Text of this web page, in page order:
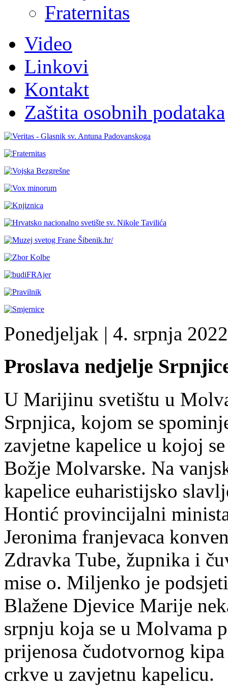
Fraternitas
Video
Linkovi
Kontakt
Zaštita osobnih podataka
Ponedjeljak | 4. srpnja
Proslava nedjelje
U Marijinu svetištu u
Srpnjica, kojom se
zavjetne kapelice u kojoj
Božje Molvarske. Na
kapelice euharistijsko
Hontić provincijalni
Jeronima franjevaca
Zdravka Tube, župnika i
mise o. Miljenko je
Blažene Djevice Marije
srpnju koja se u Molvama
prijenosa čudotvornog
crkve u zavjetnu kapelicu.